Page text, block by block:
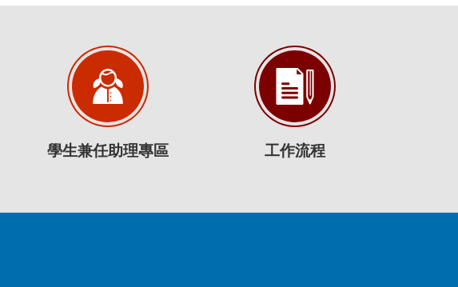
學生兼任助理專區 工作流程